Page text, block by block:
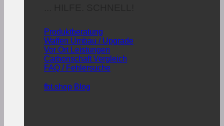
Produktberatung
Waffen Umbau / Upgrade
Vor Ort Leistungen
Carbonschaft Vergleich
FAQ / Fehlersuche
fbt.shop Blog